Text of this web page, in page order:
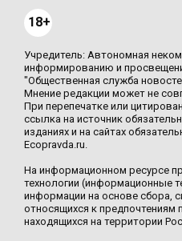
18+
Учредитель: Автономная
информированию и
"Общественная служба
Мнение редакции может не
При перепечатке или
ссылка на источник
изданиях и на сайтах
Ecopravda.ru.
На информационном ресурсе
технологии (информационные
информации на основе сбора,
относящихся к предпочтениям
находящихся на территории